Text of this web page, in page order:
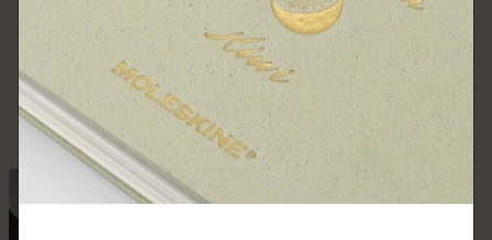
ショップ
創作活動に必要なすべて。